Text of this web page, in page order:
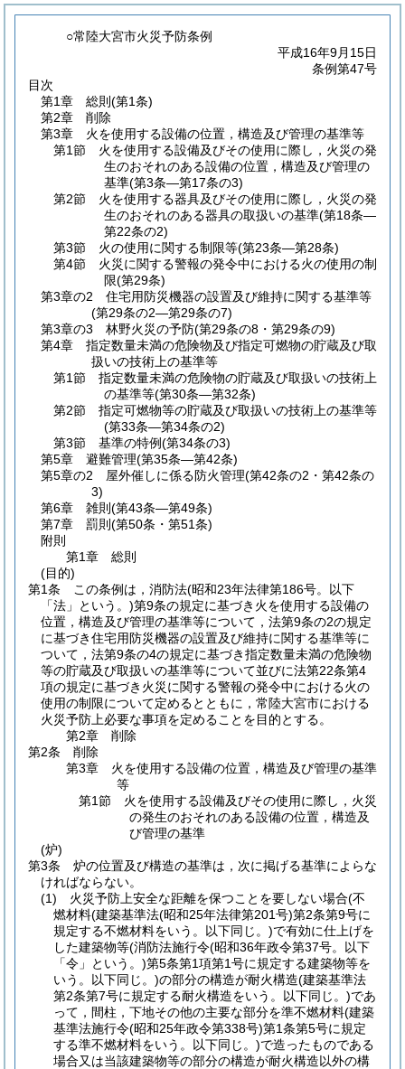
○常陸大宮市火災予防条例
平成16年9月15日
条例第47号
目次
第1章
総則 (第1条)
第2章
削除
第3章
火を使用する設備の位置，構造及び管理の基準等
第1節
火を使用する設備及びその使用に際し，火災の発
生のおそれのある設備の位置，構造及び管理の
基準(第3条―第17条の3)
第2節
火を使用する器具及びその使用に際し，火災の発
生のおそれのある器具の取扱いの基準(第18条―
第22条の2)
第3節
火の使用に関する制限等(第23条―第28条)
第4節
火災に関する警報の発令中における火の使用の制
限(第29条)
第3章の2
住宅用防災機器の設置及び維持に関する基準等
(第29条の2―第29条の7)
第3章の3
林野火災の予防(第29条の8・第29条の9)
第4章
指定数量未満の危険物及び指定可燃物の貯蔵及び取
扱いの技術上の基準等
第1節
指定数量未満の危険物の貯蔵及び取扱いの技術上
の基準等(第30条―第32条)
第2節
指定可燃物等の貯蔵及び取扱いの技術上の基準等
(第33条―第34条の2)
第3節
基準の特例(第34条の3)
第5章
避難管理(第35条―第42条)
第5章の2
屋外催しに係る防火管理(第42条の2・第42条の
3)
第6章
雑則 (第43条―第49条)
第7章
罰則 (第50条・第51条)
附則
第1章
総則
(目的)
第1条
この条例は，消防法(昭和23年法律第186号。以下
「法」という。)第9条の規定に基づき火を使用する設備の
位置，構造及び管理の基準等について，法第9条の2の規定
に基づき住宅用防災機器の設置及び維持に関する基準等に
ついて，法第9条の4の規定に基づき指定数量未満の危険物
等の貯蔵及び取扱いの基準等について並びに法第22条第4
項の規定に基づき火災に関する警報の発令中における火の
使用の制限について定めるとともに，常陸大宮市における
火災予防上必要な事項を定めることを目的とする。
第2章
削除
第2条
削除
第3章
火を使用する設備の位置，構造及び管理の基準
等
第1節
火を使用する設備及びその使用に際し，火災
の発生のおそれのある設備の位置，構造及
び管理の基準
(炉)
第3条
炉の位置及び構造の基準は，次に掲げる基準によらな
ければならない。
(1)
火災予防上安全な距離を保つことを要しない場合(不
燃材料(建築基準法(昭和25年法律第201号)第2条第9号に
規定する不燃材料をいう。以下同じ。)で有効に仕上げを
した建築物等(消防法施行令(昭和36年政令第37号。以下
「令」という。)第5条第1項第1号に規定する建築物等を
いう。以下同じ。)の部分の構造が耐火構造(建築基準法
第2条第7号に規定する耐火構造をいう。以下同じ。)であ
って，間柱，下地その他の主要な部分を準不燃材料(建築
基準法施行令(昭和25年政令第338号)第1条第5号に規定
する準不燃材料をいう。以下同じ。)で造ったものである
場合又は当該建築物等の部分の構造が耐火構造以外の構